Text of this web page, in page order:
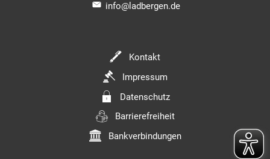
info@ladbergen.de
Kontakt
Impressum
Datenschutz
Barrierefreiheit
Bankverbindungen